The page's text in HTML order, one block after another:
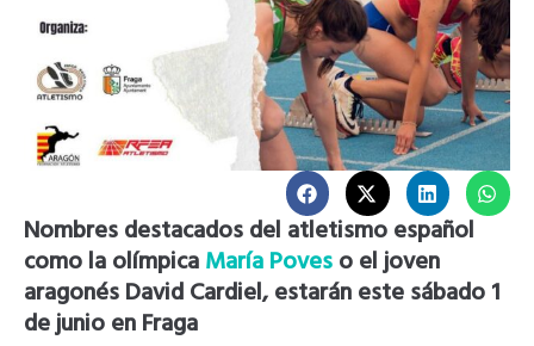
Nombres destacados del atletismo español
como la olímpicaMaría Poveso el joven
aragonés David Cardiel, estarán este sábado 1
de junio en Fraga